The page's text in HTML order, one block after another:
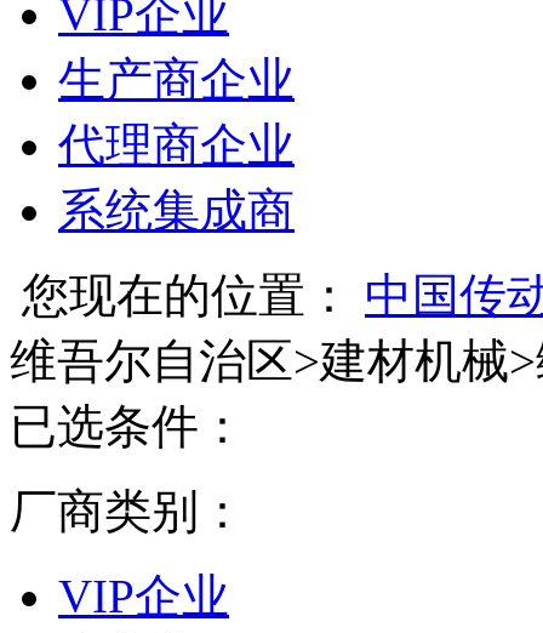
VIP企业
生产商企业
代理商企业
系统集成商
您现在的位置：
中国传
维吾尔自治区>建材机械>
已选条件：
厂商类别：
VIP企业